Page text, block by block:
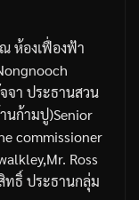
ห้องเฟื่องฟ้า
จา ประธานสวน
นก้ามปู)Senior
commissioner
Ross
ทธิ์ ประธานกลุ่ม